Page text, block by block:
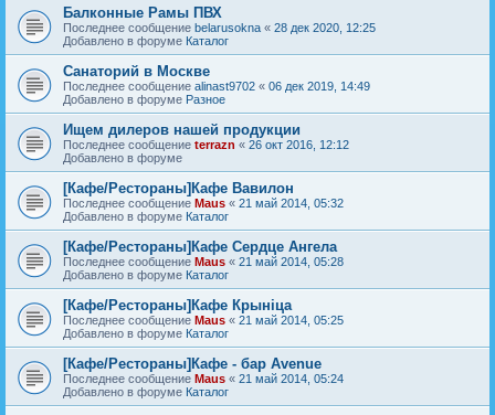
Балконные Рамы ПВХ
Последнее сообщение belarusokna « 28 дек 2020, 12:25
Добавлено в форуме Каталог
Санаторий в Москве
Последнее сообщение alinast9702 « 06 дек 2019, 14:49
Добавлено в форуме Разное
Ищем дилеров нашей продукции
Последнее сообщение terrazn « 26 окт 2016, 12:12
Добавлено в форуме
[Кафе/Рестораны]Кафе Вавилон
Последнее сообщение Maus « 21 май 2014, 05:32
Добавлено в форуме Каталог
[Кафе/Рестораны]Кафе Сердце Ангела
Последнее сообщение Maus « 21 май 2014, 05:28
Добавлено в форуме Каталог
[Кафе/Рестораны]Кафе Крыніца
Последнее сообщение Maus « 21 май 2014, 05:25
Добавлено в форуме Каталог
[Кафе/Рестораны]Кафе - бар Avenue
Последнее сообщение Maus « 21 май 2014, 05:24
Добавлено в форуме Каталог